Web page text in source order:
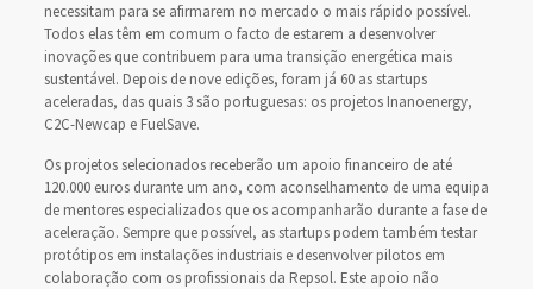
necessitam para se afirmarem no mercado o mais rápido possível.
Todos elas têm em comum o facto de estarem a desenvolver
inovações que contribuem para uma transição energética mais
sustentável. Depois de nove edições, foram já 60 as startups
aceleradas, das quais 3 são portuguesas: os projetos Inanoenergy,
C2C-Newcap e FuelSave.
Os projetos selecionados receberão um apoio financeiro de até
120.000 euros durante um ano, com aconselhamento de uma equipa
de mentores especializados que os acompanharão durante a fase de
aceleração. Sempre que possível, as startups podem também testar
protótipos em instalações industriais e desenvolver pilotos em
colaboração com os profissionais da Repsol. Este apoio não